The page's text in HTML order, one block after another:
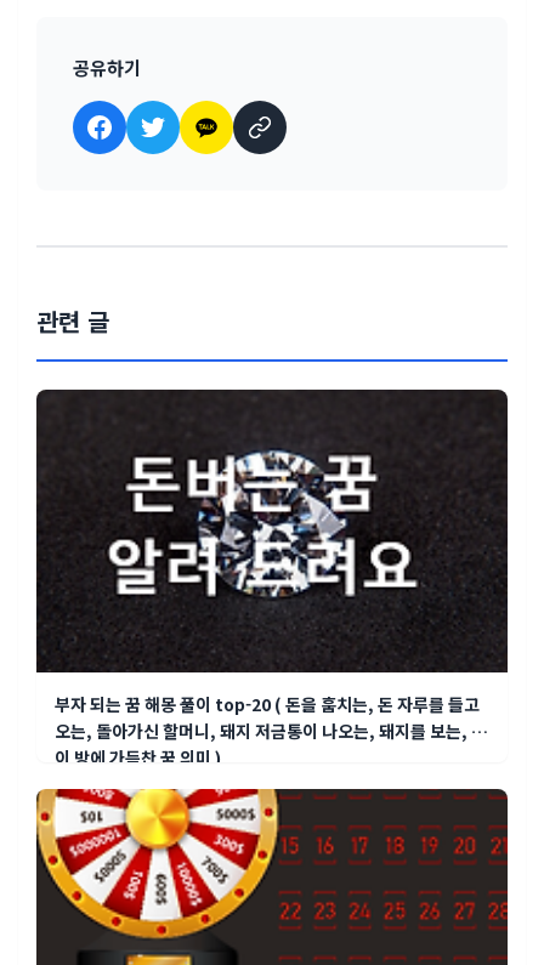
공유하기
관련 글
부자 되는 꿈 해몽 풀이 top-20 ( 돈을 훔치는, 돈 자루를 들고
오는, 돌아가신 할머니, 돼지 저금통이 나오는, 돼지를 보는, 똥
이 방에 가득찬 꿈 의미 )